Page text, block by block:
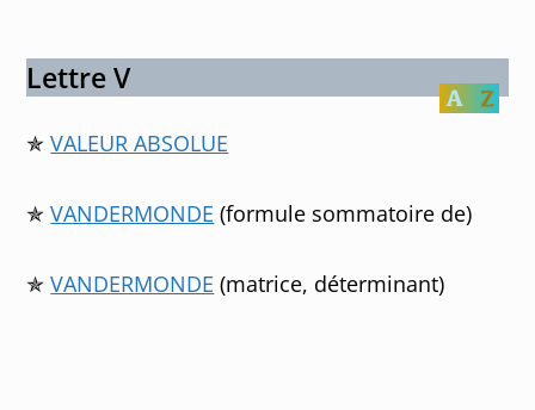
Lettre V
✯VALEUR ABSOLUE
✯VANDERMONDE (formule sommatoire de)
✯VANDERMONDE (matrice, déterminant)